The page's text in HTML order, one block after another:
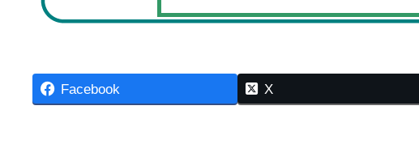
Facebook X